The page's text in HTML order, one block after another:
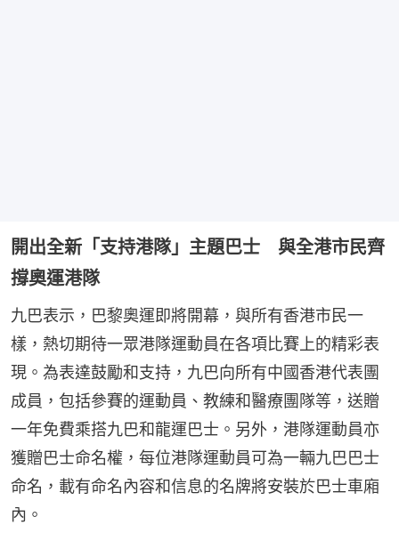
開出全新「支持港隊」主題巴士 與全港市民齊
撐奧運港隊
九巴表示，巴黎奧運即將開幕，與所有香港市民一
樣，熱切期待一眾港隊運動員在各項比賽上的精彩表
現。為表達鼓勵和支持，九巴向所有中國香港代表團
成員，包括參賽的運動員、教練和醫療團隊等，送贈
一年免費乘搭九巴和龍運巴士。另外，港隊運動員亦
獲贈巴士命名權，每位港隊運動員可為一輛九巴巴士
命名，載有命名內容和信息的名牌將安裝於巴士車廂
內。